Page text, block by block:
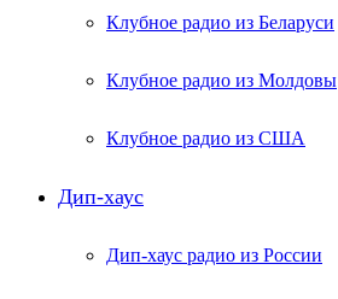
Клубное радио из Беларуси
Клубное радио из Молдовы
Клубное радио из США
Дип-хаус
Дип-хаус радио из России